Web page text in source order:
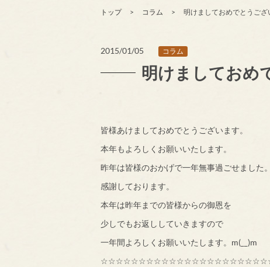
トップ コラム 明けましておめでとうご
2015/01/05 コラム
明けましておめ
皆様あけましておめでとうございます。
本年もよろしくお願いいたします。
昨年は皆様のおかげで一年無事過ごせました。
感謝しております。
本年は昨年までの皆様からの御恩を
少しでもお返ししていきますので
一年間よろしくお願いいたします。m(__)m